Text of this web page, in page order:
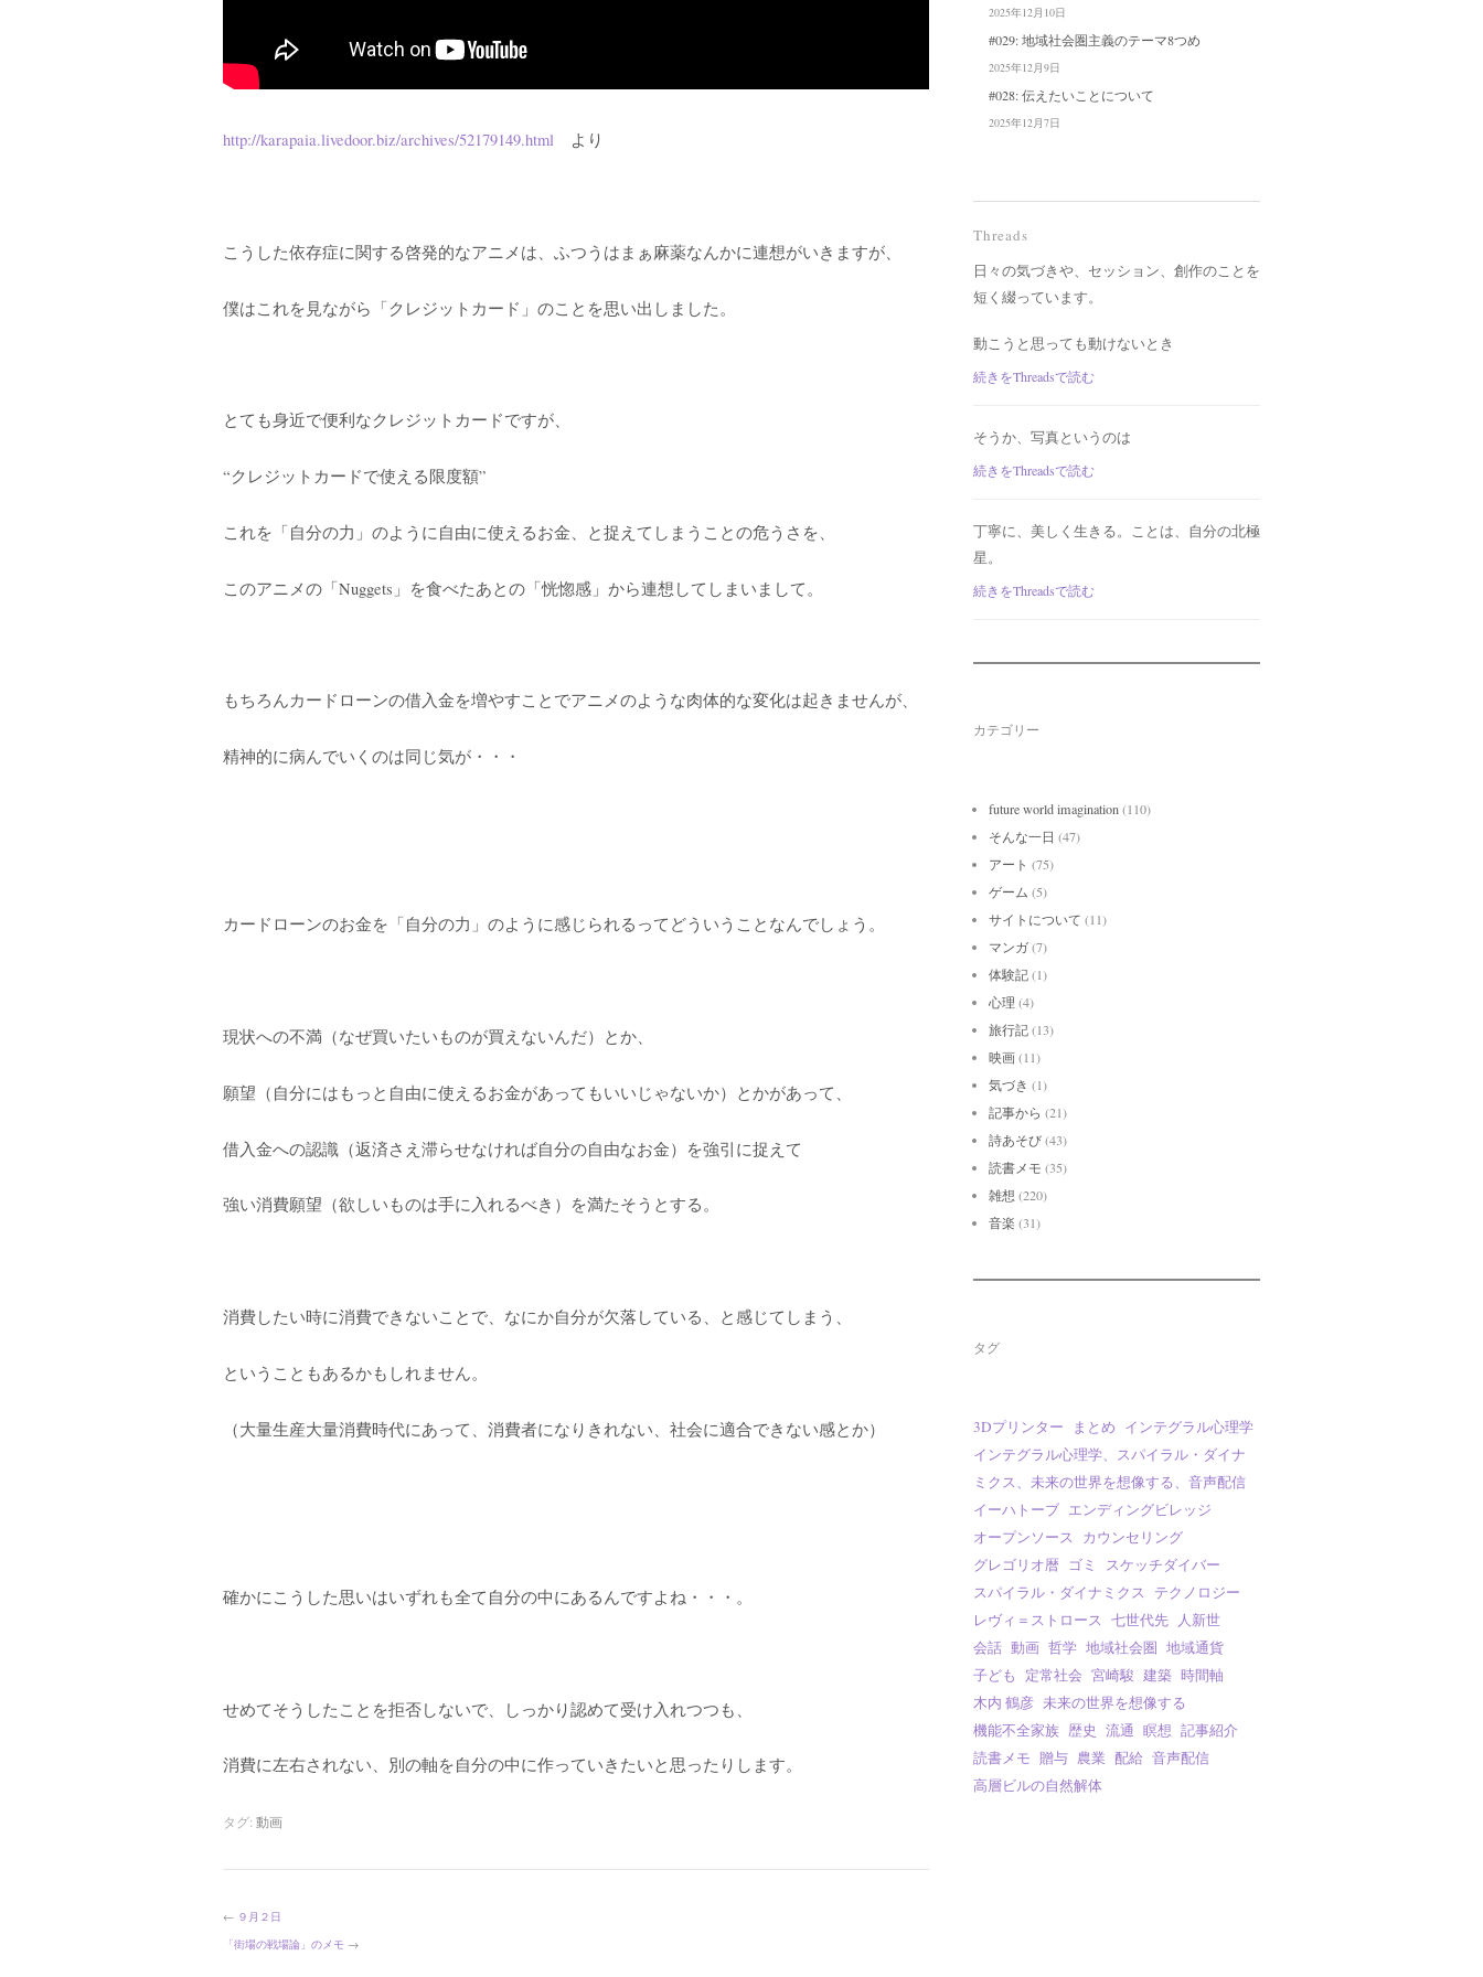
http://karapaia.livedoor.biz/archives/52179149.html より
こうした依存症に関する啓発的なアニメは、ふつうはまぁ麻薬なんかに連想がいきますが、
僕はこれを見ながら「クレジットカード」のことを思い出しました。
とても身近で便利なクレジットカードですが、
“クレジットカードで使える限度額”
これを「自分の力」のように自由に使えるお金、と捉えてしまうことの危うさを、
このアニメの「Nuggets」を食べたあとの「恍惚感」から連想してしまいまして。
もちろんカードローンの借入金を増やすことでアニメのような肉体的な変化は起きませんが、
精神的に病んでいくのは同じ気が・・・
カードローンのお金を「自分の力」のように感じられるってどういうことなんでしょう。
現状への不満（なぜ買いたいものが買えないんだ）とか、
願望（自分にはもっと自由に使えるお金があってもいいじゃないか）とかがあって、
借入金への認識（返済さえ滞らせなければ自分の自由なお金）を強引に捉えて
強い消費願望（欲しいものは手に入れるべき）を満たそうとする。
消費したい時に消費できないことで、なにか自分が欠落している、と感じてしまう、
ということもあるかもしれません。
（大量生産大量消費時代にあって、消費者になりきれない、社会に適合できない感とか）
確かにこうした思いはいずれも全て自分の中にあるんですよね・・・。
せめてそうしたことを拒否しないで、しっかり認めて受け入れつつも、
消費に左右されない、別の軸を自分の中に作っていきたいと思ったりします。
タグ: 動画
← ９月２日
「街場の戦場論」のメモ →
2025年12月10日
#029: 地域社会圏主義のテーマ8つめ
2025年12月9日
#028: 伝えたいことについて
2025年12月7日
Threads
日々の気づきや、セッション、創作のことを
短く綴っています。
動こうと思っても動けないとき
続きをThreadsで読む
そうか、写真というのは
続きをThreadsで読む
丁寧に、美しく生きる。ことは、自分の北極
星。
続きをThreadsで読む
カテゴリー
future world imagination(110)
そんな一日 (47)
アート (75)
ゲーム (5)
サイトについて (11)
マンガ(7)
体験記(1)
心理 (4)
旅行記(13)
映画(11)
気づき (1)
記事から (21)
詩あそび(43)
読書メモ (35)
雑想 (220)
音楽 (31)
タグ
3Dプリンター まとめ インテグラル心理学
インテグラル心理学、スパイラル・ダイナ
ミクス、未来の世界を想像する、音声配信
イーハトーブ エンディングビレッジ
オープンソース
カウンセリング
グレゴリオ暦 ゴミ
スケッチダイバー
スパイラル・ダイナミクス
テクノロジー
レヴィ＝ストロース 七世代先
人新世
会話 動画 哲学 地域社会圏 地域通貨
子ども
定常社会 宮崎駿 建築 時間軸
木内 鶴彦 未来の世界を想像する
機能不全家族 歴史 流通 瞑想 記事紹介
読書メモ 贈与 農業 配給 音声配信
高層ビルの自然解体